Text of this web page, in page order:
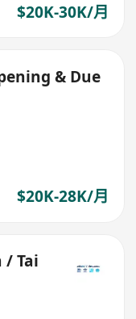
$20K-30K/月
& Due
$20K-28K/月
/ Tai